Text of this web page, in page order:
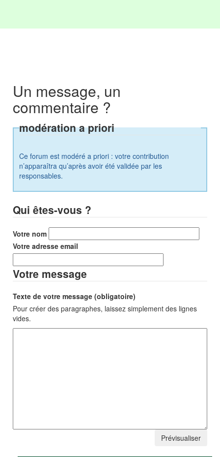
Un message, un
commentaire ?
modération a priori
Ce forum est modéré a priori : votre contribution
n’apparaîtra qu’après avoir été validée par les
responsables.
Qui êtes-vous ?
Votre nom
Votre adresse email
Votre message
Texte de votre message (obligatoire)
Pour créer des paragraphes, laissez simplement des lignes
vides.